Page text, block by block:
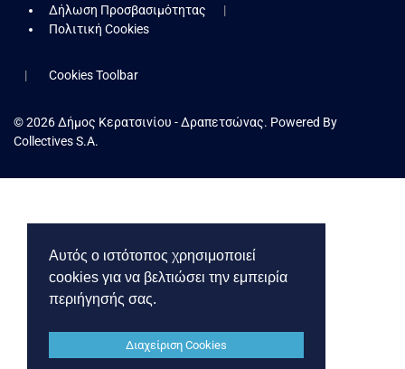
Δήλωση Προσβασιμότητας
Πολιτική Cookies
Cookies Toolbar
© 2026 Δήμος Κερατσινίου - Δραπετσώνας. Powered By
Collectives S.A.
Αυτός ο ιστότοπος χρησιμοποιεί
cookies για να βελτιώσει την εμπειρία
περιήγησής σας.
Διαχείριση Cookies